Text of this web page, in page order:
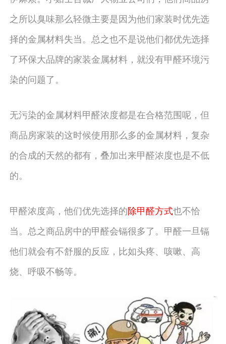
之所以臭味那么轻微主要是因为他们家装时优先选
择的金属材料失当。总之也不是说他们都优先选择
了环保大品牌的家装金属材料，就没有甲醛环境污
染的问题了。
无污染的金属材料甲醛浓度都是在合格范围呢，但
商品房家装的这时候使用那么多的金属材料，复杂
的合成的天然的都有，叠加出来甲醛浓度也是不低
的。
甲醛浓度高，他们优先选择的除甲醛方式也不恰
当。总之商品房中的甲醛会镉很多了。甲醛一旦镉
他们就会有不舒服的反应，比如头疼、咳嗽、高
烧、呼吸不畅等。